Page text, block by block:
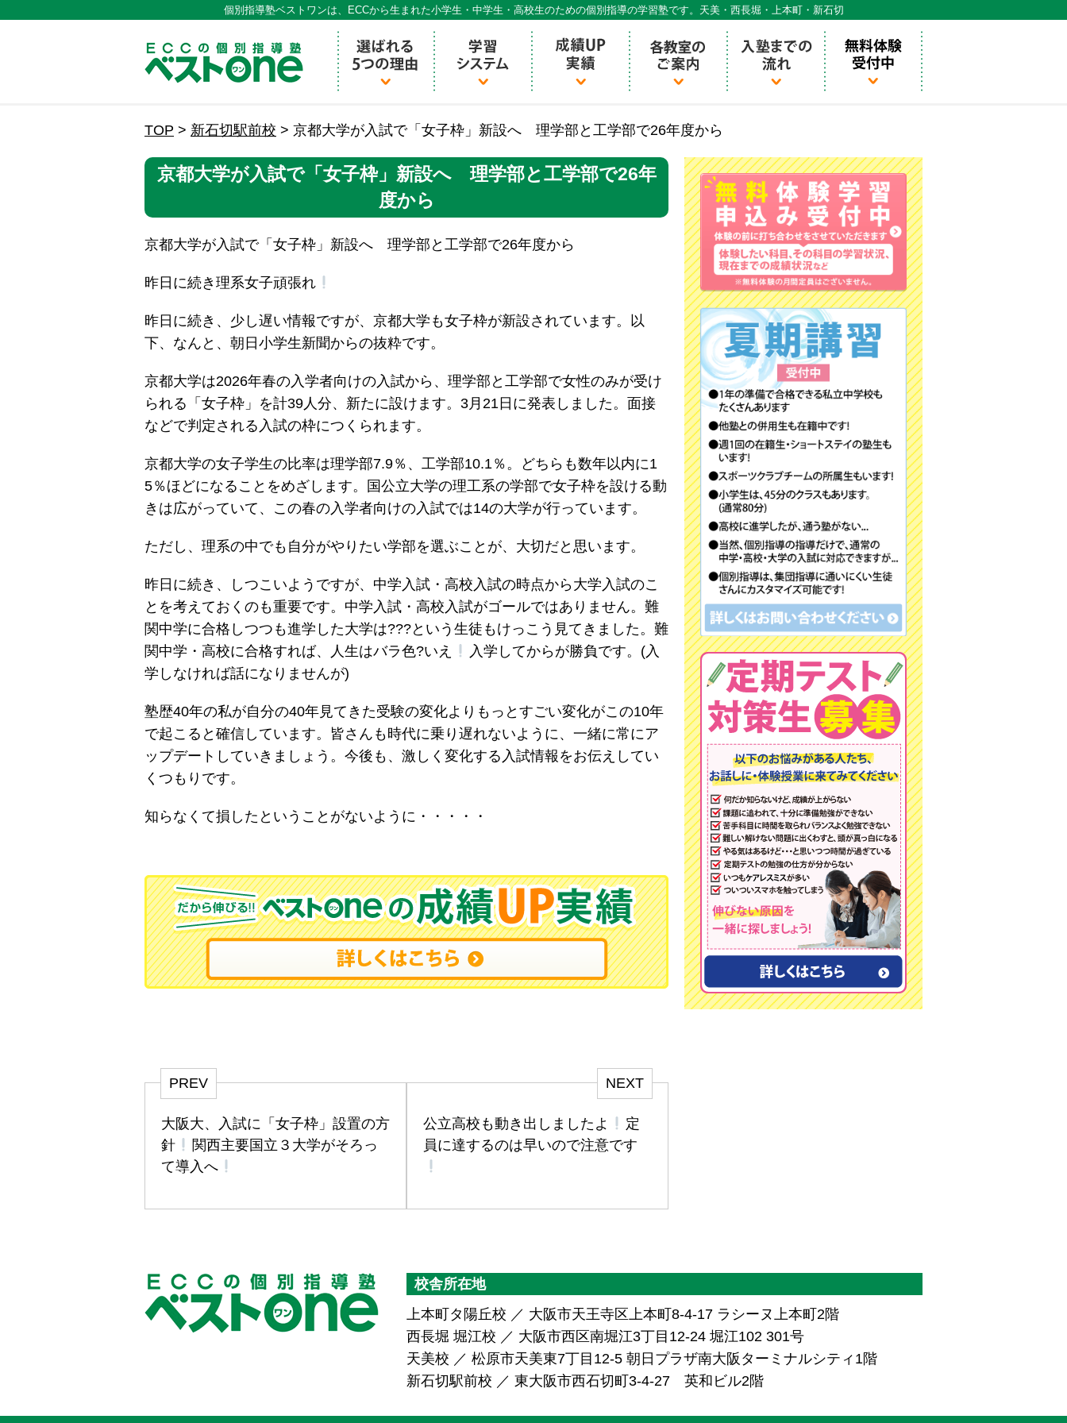
個別指導塾ベストワンは、ECCから生まれた小学生・中学生・高校生のための個別指導の学習塾です。天美・西長堀・上本町・新石切
ECCの個別指導ECCベストワン
TOP > 新石切駅前校 > 京都大学が入試で「女子枠」新設へ 理学部と工学部で26年度から
京都大学が入試で「女子枠」新設へ 理学部と工学部で26年
度から
京都大学が入試で「女子枠」新設へ 理学部と工学部で26年度から
昨日に続き理系女子頑張れ
昨日に続き、少し遅い情報ですが、京都大学も女子枠が新設されています。以
下、なんと、朝日小学生新聞からの抜粋です。
京都大学は2026年春の入学者向けの入試から、理学部と工学部で女性のみが受け
られる「女子枠」を計39人分、新たに設けます。3月21日に発表しました。面接
などで判定される入試の枠につくられます。
京都大学の女子学生の比率は理学部7.9％、工学部10.1％。どちらも数年以内に1
5％ほどになることをめざします。国公立大学の理工系の学部で女子枠を設ける動
きは広がっていて、この春の入学者向けの入試では14の大学が行っています。
ただし、理系の中でも自分がやりたい学部を選ぶことが、大切だと思います。
昨日に続き、しつこいようですが、中学入試・高校入試の時点から大学入試のこ
とを考えておくのも重要です。中学入試・高校入試がゴールではありません。難
関中学に合格しつつも進学した大学は???という生徒もけっこう見てきました。難
関中学・高校に合格すれば、人生はバラ色?いえ
入学してからが勝負です。(入
学しなければ話になりませんが)
塾歴40年の私が自分の40年見てきた受験の変化よりもっとすごい変化がこの10年
で起こると確信しています。皆さんも時代に乗り遅れないように、一緒に常にア
ップデートしていきましょう。今後も、激しく変化する入試情報をお伝えしてい
くつもりです。
知らなくて損したということがないように・・・・・
PREV
大阪大、入試に「女子枠」設置の方
針
関西主要国立３大学がそろっ
て導入へ
NEXT
公立高校も動き出しましたよ
定
員に達するのは早いので注意です
校舎所在地
上本町タ陽丘校 ／ 大阪市天王寺区上本町8-4-17 ラシーヌ上本町2階
西長堀 堀江校 ／ 大阪市西区南堀江3丁目12-24 堀江102 301号
天美校 ／ 松原市天美東7丁目12-5 朝日プラザ南大阪ターミナルシティ1階
新石切駅前校 ／ 東大阪市西石切町3-4-27 英和ビル2階